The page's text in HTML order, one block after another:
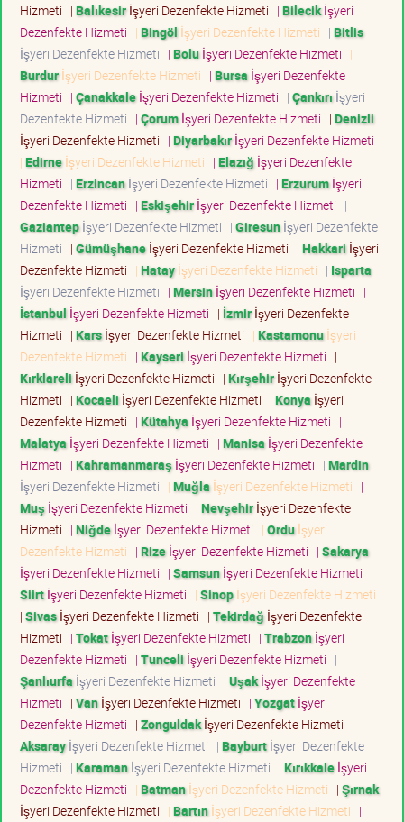
Hizmeti | Balıkesirİşyeri Dezenfekte Hizmeti | Bilecikİşyeri
Dezenfekte Hizmeti | Bingöl İşyeri Dezenfekte Hizmeti | Bitlis
İşyeri Dezenfekte Hizmeti | Boluİşyeri Dezenfekte Hizmeti |
Burdurİşyeri Dezenfekte Hizmeti | Bursa İşyeri Dezenfekte
Hizmeti | Çanakkaleİşyeri Dezenfekte Hizmeti | Çankırı İşyeri
Dezenfekte Hizmeti | Çorumİşyeri Dezenfekte Hizmeti | Denizli
İşyeri Dezenfekte Hizmeti | Diyarbakırİşyeri Dezenfekte Hizmeti
| Edirneİşyeri Dezenfekte Hizmeti | Elazığ İşyeri Dezenfekte
Hizmeti | Erzincanİşyeri Dezenfekte Hizmeti | Erzurumİşyeri
Dezenfekte Hizmeti | Eskişehirİşyeri Dezenfekte Hizmeti |
Gaziantepİşyeri Dezenfekte Hizmeti | Giresunİşyeri Dezenfekte
Hizmeti | Gümüşhaneİşyeri Dezenfekte Hizmeti | Hakkari İşyeri
Dezenfekte Hizmeti | Hatayİşyeri Dezenfekte Hizmeti | Isparta
İşyeri Dezenfekte Hizmeti | Mersinİşyeri Dezenfekte Hizmeti |
İstanbul İşyeri Dezenfekte Hizmeti | İzmirİşyeri Dezenfekte
Hizmeti | Karsİşyeri Dezenfekte Hizmeti | Kastamonuİşyeri
Dezenfekte Hizmeti | Kayseri İşyeri Dezenfekte Hizmeti |
Kırklareli İşyeri Dezenfekte Hizmeti | Kırşehirİşyeri Dezenfekte
Hizmeti | Kocaeli İşyeri Dezenfekte Hizmeti | Konya İşyeri
Dezenfekte Hizmeti | Kütahya İşyeri Dezenfekte Hizmeti |
Malatya İşyeri Dezenfekte Hizmeti | Manisa İşyeri Dezenfekte
Hizmeti | Kahramanmaraş İşyeri Dezenfekte Hizmeti | Mardin
İşyeri Dezenfekte Hizmeti | Muğla İşyeri Dezenfekte Hizmeti |
Muş İşyeri Dezenfekte Hizmeti | Nevşehirİşyeri Dezenfekte
Hizmeti | Niğdeİşyeri Dezenfekte Hizmeti | Orduİşyeri
Dezenfekte Hizmeti | Rizeİşyeri Dezenfekte Hizmeti | Sakarya
İşyeri Dezenfekte Hizmeti | Samsunİşyeri Dezenfekte Hizmeti |
Siirtİşyeri Dezenfekte Hizmeti | Sinopİşyeri Dezenfekte Hizmeti
| Sivasİşyeri Dezenfekte Hizmeti | Tekirdağ İşyeri Dezenfekte
Hizmeti | Tokatİşyeri Dezenfekte Hizmeti | Trabzonİşyeri
Dezenfekte Hizmeti | Tunceli İşyeri Dezenfekte Hizmeti |
Şanlıurfa İşyeri Dezenfekte Hizmeti | Uşakİşyeri Dezenfekte
Hizmeti | Vanİşyeri Dezenfekte Hizmeti | Yozgatİşyeri
Dezenfekte Hizmeti | Zonguldakİşyeri Dezenfekte Hizmeti |
Aksarayİşyeri Dezenfekte Hizmeti | Bayburtİşyeri Dezenfekte
Hizmeti | Karamanİşyeri Dezenfekte Hizmeti | Kırıkkaleİşyeri
Dezenfekte Hizmeti | Batmanİşyeri Dezenfekte Hizmeti | Şırnak
İşyeri Dezenfekte Hizmeti | Bartınİşyeri Dezenfekte Hizmeti |